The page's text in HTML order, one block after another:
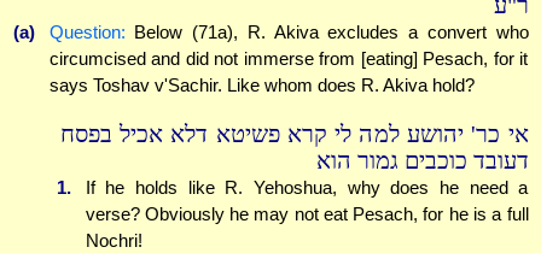
(a) Question: Below (71a), R. Akiva excludes a convert who
circumcised and did not immerse from [eating] Pesach, for it
says Toshav v'Sachir. Like whom does R. Akiva hold?
אי כר' יהושע למה לי קרא פשיטא דלא אכיל בפסח
דעובד כוכבים גמור הוא
1.
If he holds like R. Yehoshua, why does he need a
verse? Obviously he may not eat Pesach, for he is a full
Nochri!